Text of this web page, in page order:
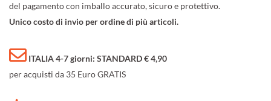
del pagamento con imballo accurato, sicuro e protettivo.
Unico costo di invio per ordine di più articoli.
ITALIA 4-7 giorni: STANDARD € 4,90
per acquisti da 35 Euro GRATIS